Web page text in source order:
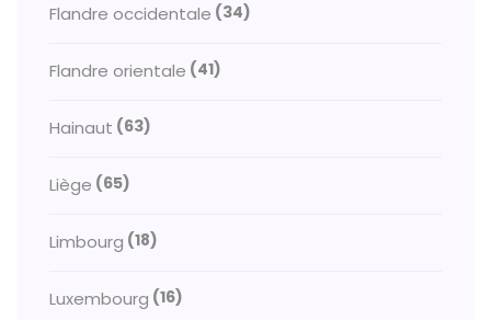
Flandre occidentale (34)
Flandre orientale (41)
Hainaut (63)
Liège (65)
Limbourg (18)
Luxembourg (16)